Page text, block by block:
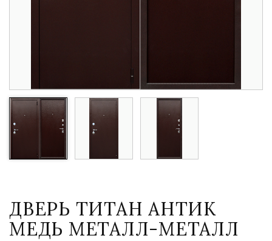
ДВЕРЬ ТИТАН АНТИК
МЕДЬ МЕТАЛЛ-МЕТАЛЛ